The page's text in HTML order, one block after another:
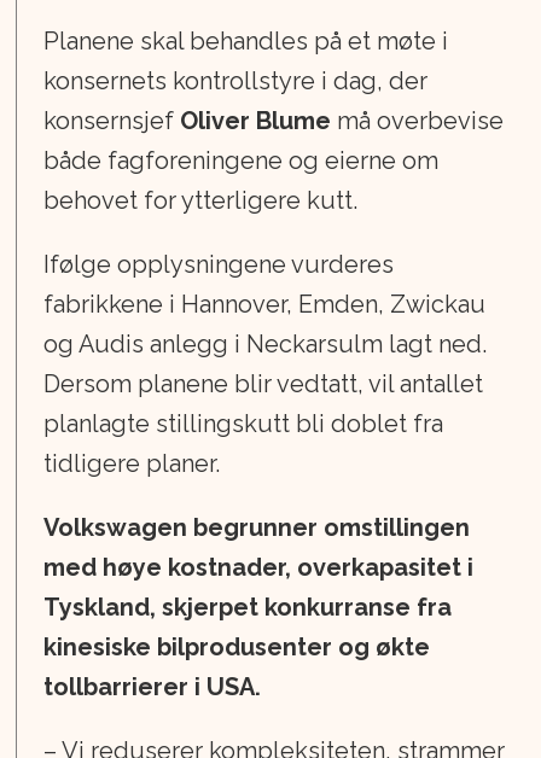
Planene skal behandles på et møte i
konsernets kontrollstyre i dag, der
konsernsjef Oliver Blume må overbevise
både fagforeningene og eierne om
behovet for ytterligere kutt.
Ifølge opplysningene vurderes
fabrikkene i Hannover, Emden, Zwickau
og Audis anlegg i Neckarsulm lagt ned.
Dersom planene blir vedtatt, vil antallet
planlagte stillingskutt bli doblet fra
tidligere planer.
Volkswagen begrunner omstillingen
med høye kostnader, overkapasitet i
Tyskland, skjerpet konkurranse fra
kinesiske bilprodusenter og økte
tollbarrierer i USA.
– Vi reduserer kompleksiteten, strammer